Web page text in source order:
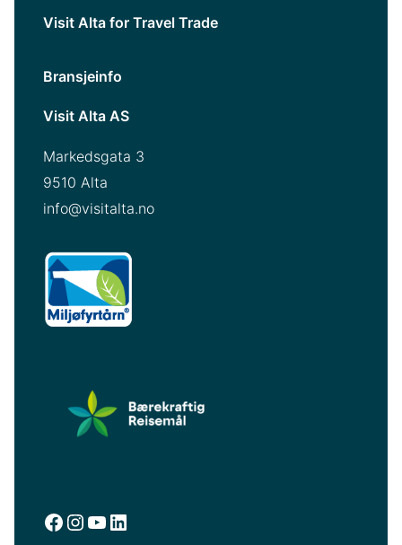
Visit Alta for Travel Trade
Bransjeinfo
Visit Alta AS
Markedsgata 3
9510 Alta
info@visitalta.no
facebook.com/visitalta
instagram.com/visitalta
YouTube
LinkedIn